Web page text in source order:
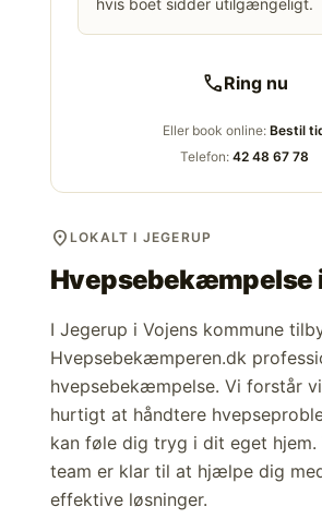
hvis boet sidder utilgængeligt.
callRing nu
Eller book online: Bestil
Telefon: 42 48 67 78
location_on LOKALT I JEGERUP
Hvepsebekæmpelse
I Jegerup i Vojens kommune
Hvepsebekæmperen.dk
hvepsebekæmpelse. Vi forstår
hurtigt at håndtere
kan føle dig tryg i dit eget hjem.
team er klar til at hjælpe dig
effektive løsninger.